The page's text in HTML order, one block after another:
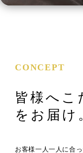
CONCEPT
皆様へこ
をお届け
お客様一人一人に合